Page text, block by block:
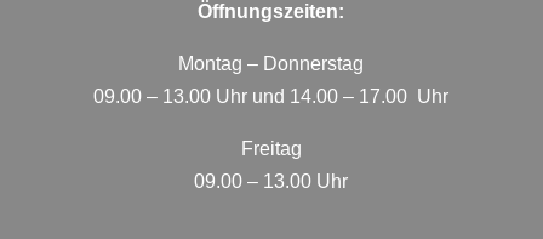
Öffnungszeiten:
Montag – Donnerstag
09.00 – 13.00 Uhr und 14.00 – 17.00 Uhr
Freitag
09.00 – 13.00 Uhr